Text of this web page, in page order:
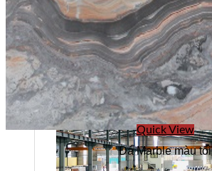
Quick View
Đá Marble màu tối